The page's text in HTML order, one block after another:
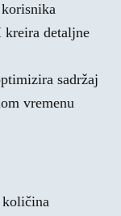
korisnika
kreira detaljne
sadržaj
vremenu